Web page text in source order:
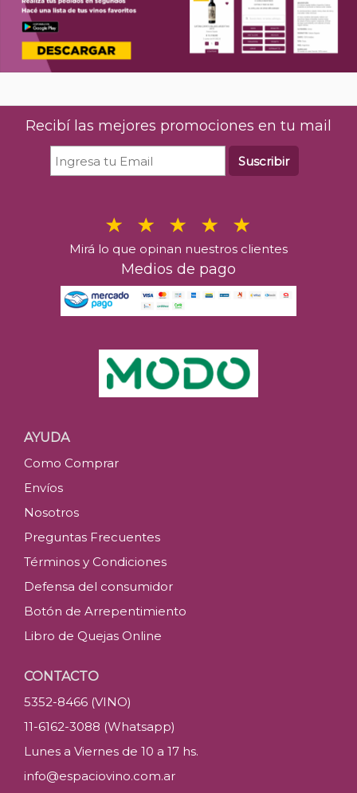
Recibí las mejores promociones en tu mail
Suscribir
Mirá lo que opinan nuestros clientes
Medios de pago
AYUDA
Como Comprar
Envíos
Nosotros
Preguntas Frecuentes
Términos y Condiciones
Defensa del consumidor
Botón de Arrepentimiento
Libro de Quejas Online
CONTACTO
5352-8466 (VINO)
11-6162-3088 (Whatsapp)
Lunes a Viernes de 10 a 17 hs.
info@espaciovino.com.ar